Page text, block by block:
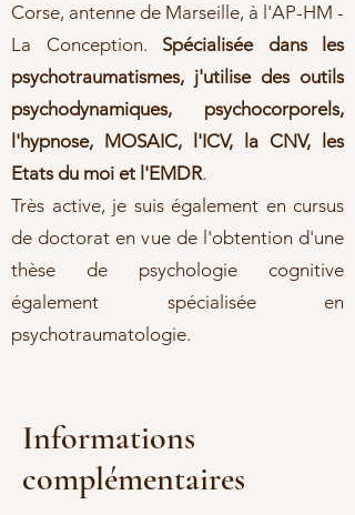
Corse, antenne de Marseille, à l'AP-HM -
La Conception. Spécialisée dans les
psychotraumatismes, j'utilise des outils
psychodynamiques, psychocorporels,
l'hypnose, MOSAIC, l'ICV, la CNV, les
Etats du moi et l'EMDR.
Très active, je suis également en cursus
de doctorat en vue de l'obtention d'une
thèse de psychologie cognitive
également spécialisée en
psychotraumatologie.
Informations
complémentaires